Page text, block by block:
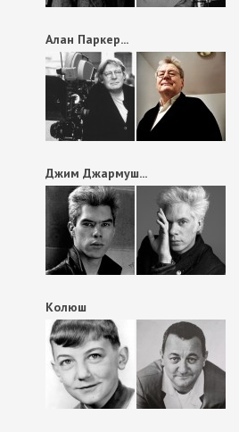
Алан Паркер...
Джим Джармуш...
Колюш